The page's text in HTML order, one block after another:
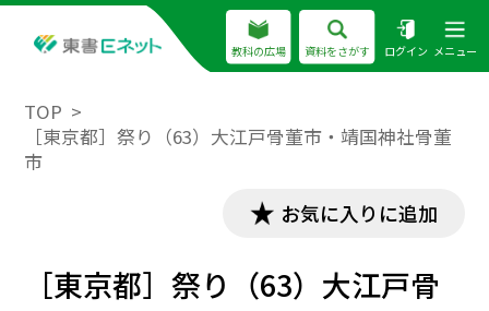
教科の広場 資料をさがす ログイン メニュー
TOP
［東京都］祭り（63）大江戸骨董市・靖国神社骨董
市
お気に入りに追加
［東京都］祭り（63）大江戸骨